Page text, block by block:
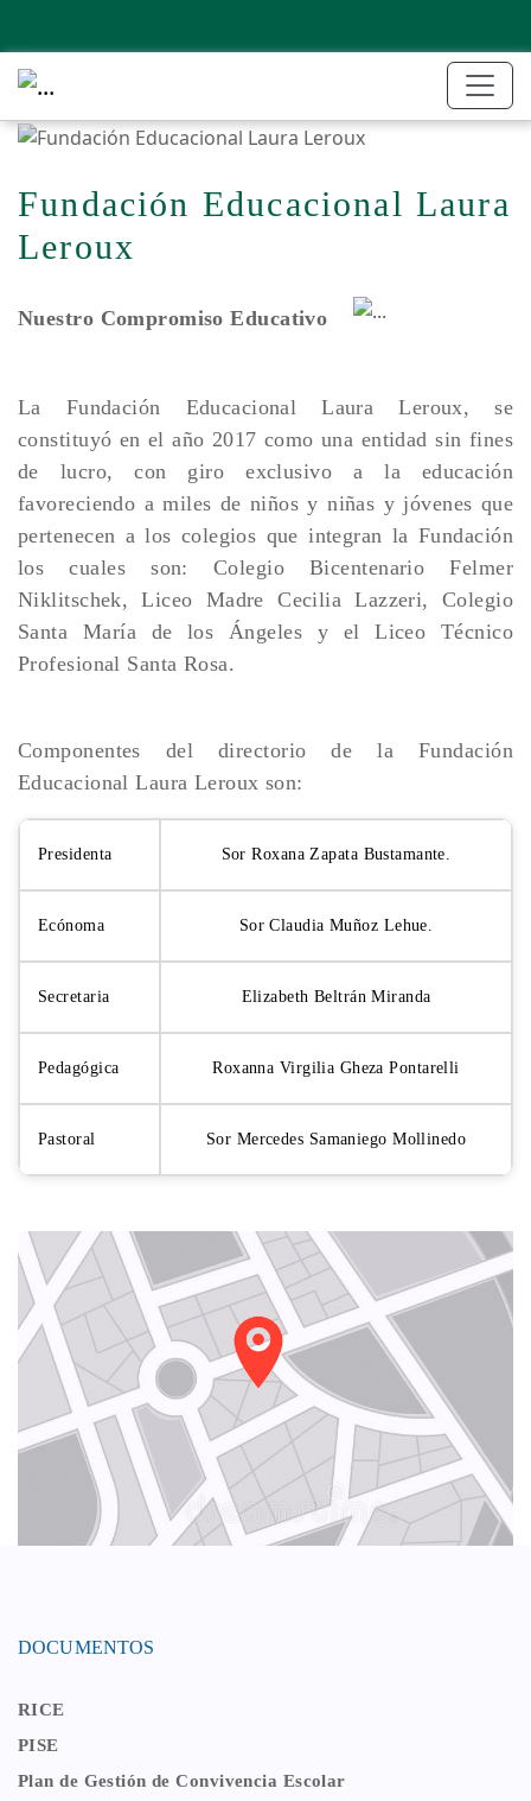
Fundación Educacional Laura
Leroux
Nuestro Compromiso Educativo
La Fundación Educacional Laura Leroux, se
constituyó en el año 2017 como una entidad sin fines
de lucro, con giro exclusivo a la educación
favoreciendo a miles de niños y niñas y jóvenes que
pertenecen a los colegios que integran la Fundación
los cuales son: Colegio Bicentenario Felmer
Niklitschek, Liceo Madre Cecilia Lazzeri, Colegio
Santa María de los Ángeles y el Liceo Técnico
Profesional Santa Rosa.
Componentes del directorio de la Fundación
Educacional Laura Leroux son:
Presidenta Sor Roxana Zapata Bustamante.
Ecónoma Sor Claudia Muñoz Lehue.
Secretaria Elizabeth Beltrán Miranda
Pedagógica Roxanna Virgilia Gheza Pontarelli
Pastoral Sor Mercedes Samaniego Mollinedo
DOCUMENTOS
RICE
PISE
Plan de Gestión de Convivencia Escolar